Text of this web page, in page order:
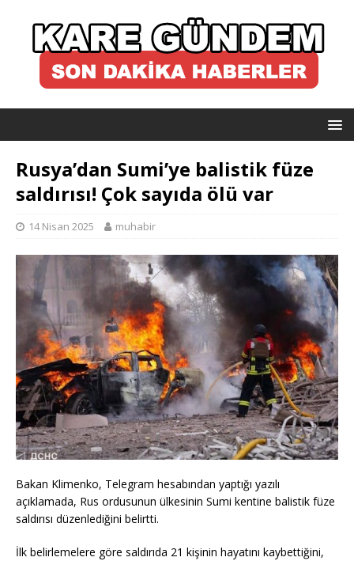
Rusya’dan Sumi’ye balistik füze
saldırısı! Çok sayıda ölü var
14 Nisan 2025 muhabir
Bakan Klimenko, Telegram hesabından yaptığı yazılı
açıklamada, Rus ordusunun ülkesinin Sumi kentine balistik füze
saldırısı düzenlediğini belirtti.
İlk belirlemelere göre saldırıda 21 kişinin hayatını kaybettiğini,